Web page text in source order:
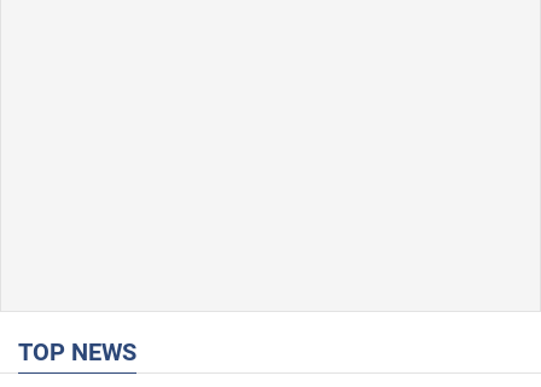
TOP NEWS